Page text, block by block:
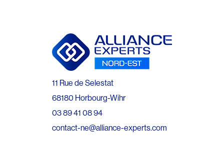
11 Rue de Selestat
68180 Horbourg-Wihr
03 89 41 08 94
contact-ne@alliance-experts.com